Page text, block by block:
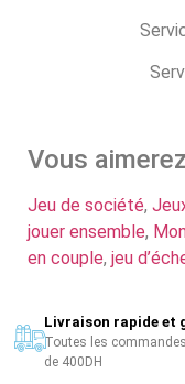
Vous
Jeu de société,
jouer ensemble,
en couple, jeu
Livraison rapide et
Toutes les
de 400DH